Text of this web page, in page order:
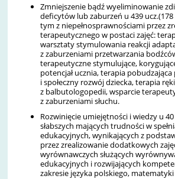
Zmniejszenie bądź wyeliminowanie
deficytów lub zaburzeń u 439 ucz.(178
tym z niepełnosprawnościami przez
terapeutycznego w postaci zajęć:
warsztaty stymulowania reakcji
z zaburzeniami przetwarzania
terapeutyczne stymulujące,
potencjał ucznia, terapia
i społeczny rozwój dziecka, terapia
z balbutologopedii, wsparcie
z zaburzeniami słuchu.
Rozwinięcie umiejętności i wiedzy u 40
słabszych mających trudności w
edukacyjnych, wynikających z
przez zrealizowanie dodatkowych
wyrównawczych służących
edukacyjnych i rozwijających
zakresie języka polskiego,